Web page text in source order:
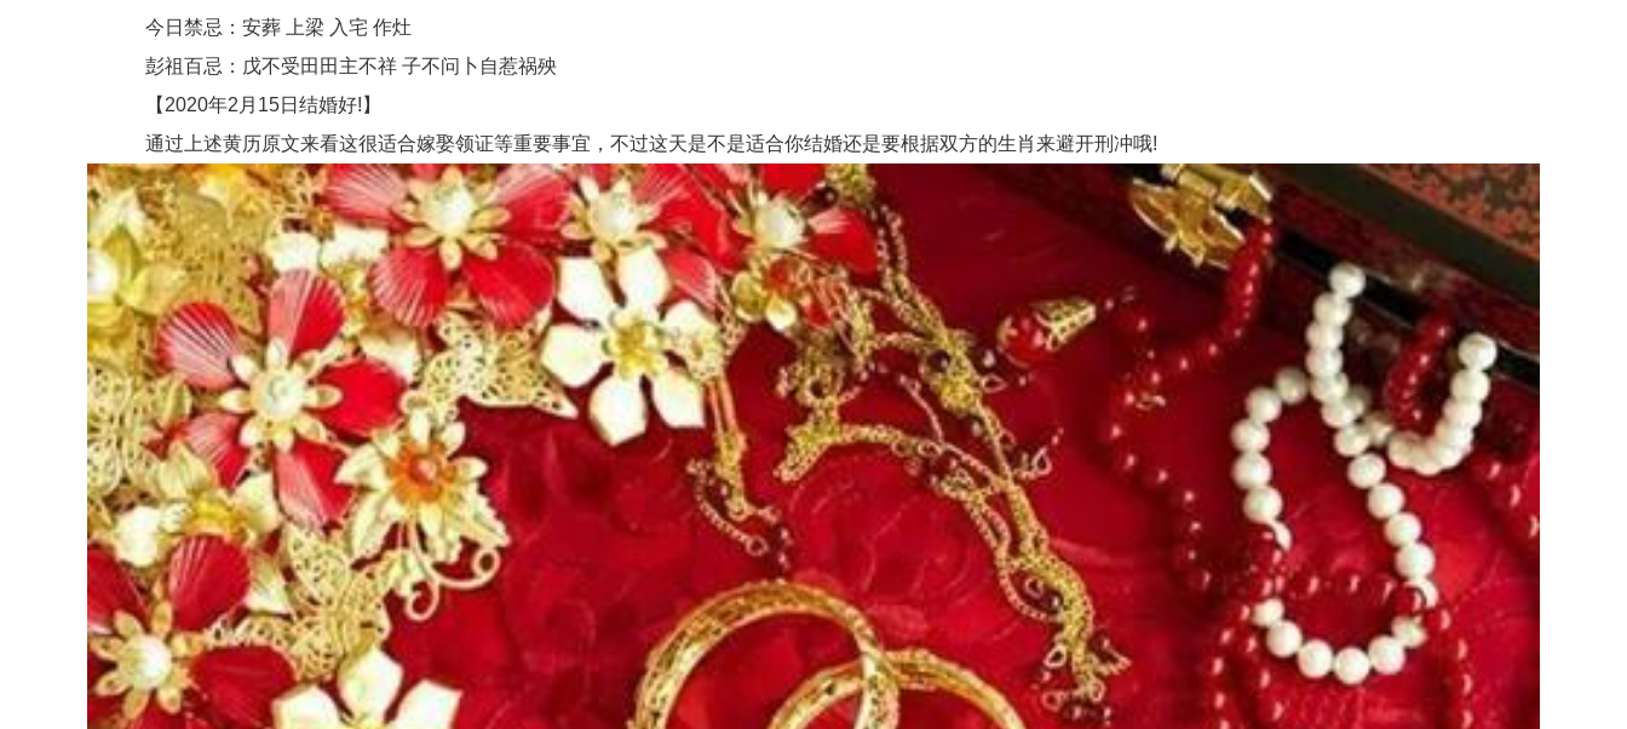
今日禁忌：安葬 上梁 入宅 作灶
彭祖百忌：戊不受田田主不祥 子不问卜自惹祸殃
【2020年2月15日结婚好!】
通过上述黄历原文来看这很适合嫁娶领证等重要事宜，不过这天是不是适合你结婚还是要根据双方的生肖来避开刑冲哦!